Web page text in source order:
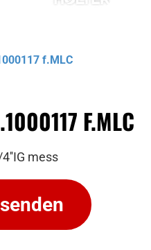
f.MLC
F.MLC
mess